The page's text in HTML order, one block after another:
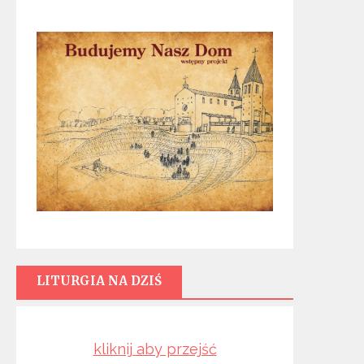
LITURGIA NA DZIŚ
kliknij aby przejść